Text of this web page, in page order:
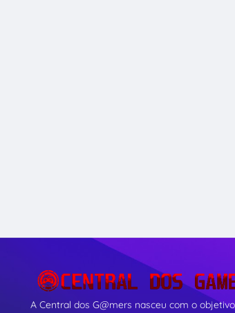
A Central dos G@mers nasceu com o